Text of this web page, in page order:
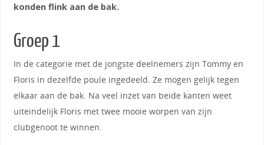
konden flink aan de bak.
Groep 1
In de categorie met de jongste deelnemers zijn Tommy en
Floris in dezelfde poule ingedeeld. Ze mogen gelijk tegen
elkaar aan de bak. Na veel inzet van beide kanten weet
uiteindelijk Floris met twee mooie worpen van zijn
clubgenoot te winnen.